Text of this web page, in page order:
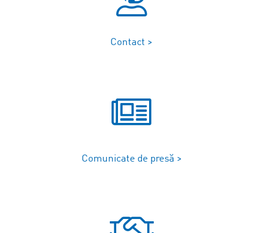
Contact >
Comunicate de presă >